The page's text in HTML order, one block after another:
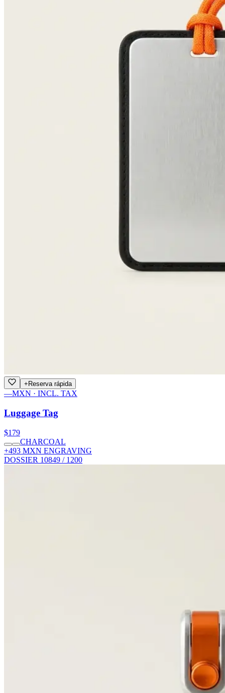
+ Reserva rápida
—MXN · INCL. TAX
Luggage Tag
$179
CHARCOAL
+493 MXN ENGRAVING
DOSSIER 10849 / 1200